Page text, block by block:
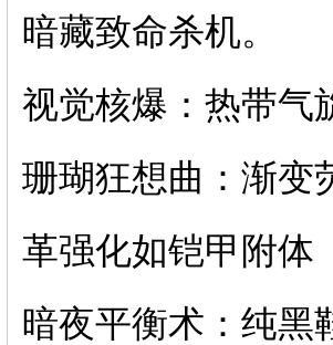
暗藏致命杀机。
视觉核爆：热带气
珊瑚狂想曲：渐变
革强化如铠甲附体
暗夜平衡术：纯黑